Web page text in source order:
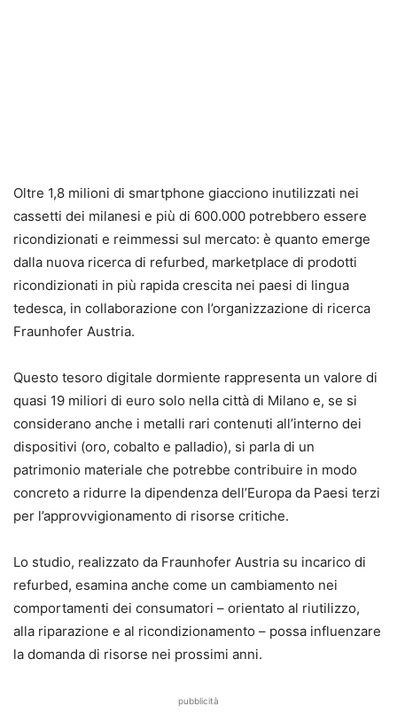
Oltre 1,8 milioni di smartphone giacciono inutilizzati nei
cassetti dei milanesi e più di 600.000 potrebbero essere
ricondizionati e reimmessi sul mercato: è quanto emerge
dalla nuova ricerca di refurbed, marketplace di prodotti
ricondizionati in più rapida crescita nei paesi di lingua
tedesca, in collaborazione con l’organizzazione di ricerca
Fraunhofer Austria.
Questo tesoro digitale dormiente rappresenta un valore di
quasi 19 miliori di euro solo nella città di Milano e, se si
considerano anche i metalli rari contenuti all’interno dei
dispositivi (oro, cobalto e palladio), si parla di un
patrimonio materiale che potrebbe contribuire in modo
concreto a ridurre la dipendenza dell’Europa da Paesi terzi
per l’approvvigionamento di risorse critiche.
Lo studio, realizzato da Fraunhofer Austria su incarico di
refurbed, esamina anche come un cambiamento nei
comportamenti dei consumatori – orientato al riutilizzo,
alla riparazione e al ricondizionamento – possa influenzare
la domanda di risorse nei prossimi anni.
pubblicità